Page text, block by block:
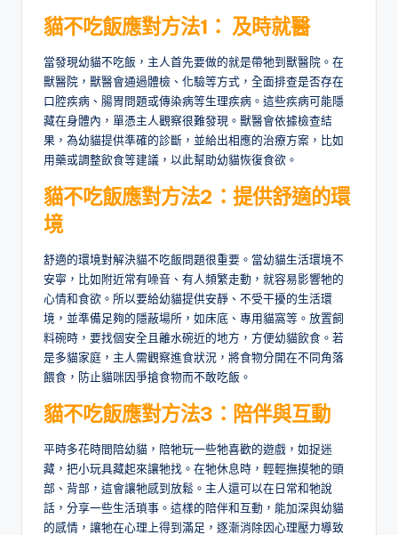
貓不吃飯應對方法1 ： 及時就醫
當發現幼貓不吃飯，主人首先要做的就是帶牠到獸醫院。在
獸醫院，獸醫會通過體檢、化驗等方式，全面排查是否存在
口腔疾病、腸胃問題或傳染病等生理疾病。這些疾病可能隱
藏在身體內，單憑主人觀察很難發現。獸醫會依據檢查結
果，為幼貓提供準確的診斷，並給出相應的治療方案，比如
用藥或調整飲食等建議，以此幫助幼貓恢復食欲。
貓不吃飯應對方法2 ： 提供舒適的環
境
舒適的環境對解決貓不吃飯問題很重要。當幼貓生活環境不
安寧，比如附近常有噪音、有人頻繁走動，就容易影響牠的
心情和食欲。所以要給幼貓提供安靜、不受干擾的生活環
境，並準備足夠的隱蔽場所，如床底、專用貓窩等。放置飼
料碗時，要找個安全且離水碗近的地方，方便幼貓飲食。若
是多貓家庭，主人需觀察進食狀況，將食物分開在不同角落
餵食，防止貓咪因爭搶食物而不敢吃飯。
貓不吃飯應對方法3 ： 陪伴與互動
平時多花時間陪幼貓，陪牠玩一些牠喜歡的遊戲，如捉迷
藏，把小玩具藏起來讓牠找。在牠休息時，輕輕撫摸牠的頭
部、背部，這會讓牠感到放鬆。主人還可以在日常和牠說
話，分享一些生活瑣事。這樣的陪伴和互動，能加深與幼貓
的感情，讓牠在心理上得到滿足，逐漸消除因心理壓力導致